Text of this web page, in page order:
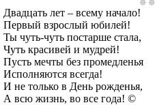
Двадцать лет – всему начало!
Первый взрослый юбилей!
Ты чуть-чуть постарше стала,
Чуть красивей и мудрей!
Пусть мечты без промедленья
Исполняются всегда!
И не только в День рожденья,
А всю жизнь, во все года! ©